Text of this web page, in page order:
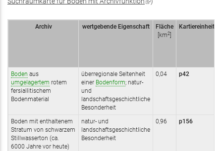
extern)
Archiv wertgebende Eigenschaft
Fläche
[km2
Kartiereinheit
Boden aus
umgelagertem rotem
fersiallitischem
Bodenmaterial
überregionale Seltenheit
einer Bodenform; natur-
und
landschaftsgeschichtliche
Besonderheit
0,04 p42
Boden mit enthaltenem
Stratum von schwarzem
Stillwasserton (ca.
6000 Jahre vor heute)
natur- und
landschaftsgeschichtliche
Besonderheit
0,96 p156